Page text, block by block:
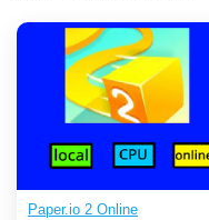
Paper.io 2 Online